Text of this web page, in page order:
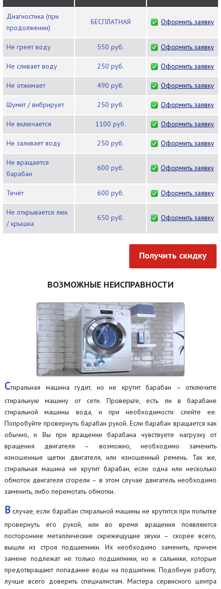
Диагностика (при
продолжении)
БЕСПЛАТНАЯ Оформить заявку
Не греет воду 550 руб. Оформить заявку
Не сливает воду 250 руб. Оформить заявку
Не отжимает 490 руб. Оформить заявку
Шумит / вибрирует 250 руб. Оформить заявку
Не включается 1100 руб. Оформить заявку
Не заливает воду 250 руб. Оформить заявку
Не вращается
барабан
600 руб. Оформить заявку
Течёт 600 руб. Оформить заявку
Не открывается люк
/ крышка
650 руб. Оформить заявку
Получить скидку
ВОЗМОЖНЫЕ НЕИСПРАВНОСТИ
Стиральная машина гудит, но не крутит барабан – отключите
стиральную машину от сети. Проверьте, есть ли в барабане
стиральной машины вода, и при необходимости слейте ее.
Попробуйте провернуть барабан рукой. Если барабан вращается как
обычно, и Вы при вращении барабана чувствуете нагрузку от
вращения двигателя – возможно, необходимо заменить
изношенные щетки двигателя, или изношенный ремень. Так же,
стиральная машина не крутит барабан, если одна или несколько
обмоток двигателя сгорели – в этом случае двигатель необходимо
заменить, либо перемотать обмотки.
В случае, если барабан стиральной машины не крутится при попытке
провернуть его рукой, или во время вращения появляются
посторонние металлические скрежещущие звуки – скорее всего,
вышли из строя подшипники. Их необходимо заменить, причем
замене подлежат не только подшипники, но и сальники, которые
предотвращают попадание воды на подшипник. Подобную работу,
лучше всего доверить специалистам. Мастера сервисного центра